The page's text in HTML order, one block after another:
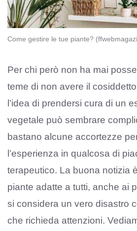
Come gestire le tue piante?
Per chi però non ha mai
teme di non avere il cosiddetto
l’idea di prendersi cura di un
vegetale può sembrare
bastano alcune accortezze
l’esperienza in qualcosa di
terapeutico. La buona notizia
piante adatte a tutti, anche ai
si considera un vero disastro
che richieda attenzioni.